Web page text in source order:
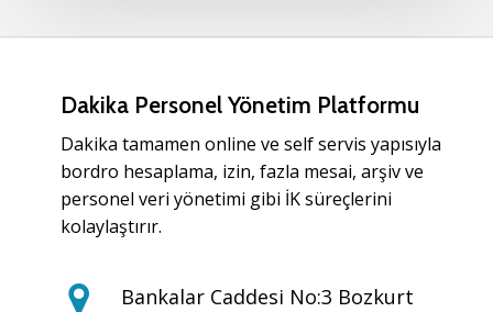
Dakika Personel Yönetim Platformu
Dakika tamamen online ve self servis yapısıyla
bordro hesaplama, izin, fazla mesai, arşiv ve
personel veri yönetimi gibi İK süreçlerini
kolaylaştırır.
Bankalar Caddesi No:3 Bozkurt